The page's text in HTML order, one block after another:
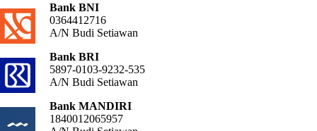
Bank BNI
0364412716
A/N Budi Setiawan
Bank BRI
5897-0103-9232-535
A/N Budi Setiawan
Bank MANDIRI
1840012065957